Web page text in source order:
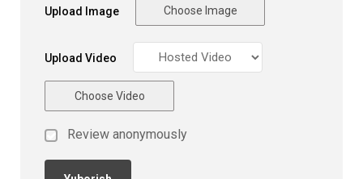
Upload Image Choose Image
Upload Video
Choose Video
Review anonymously